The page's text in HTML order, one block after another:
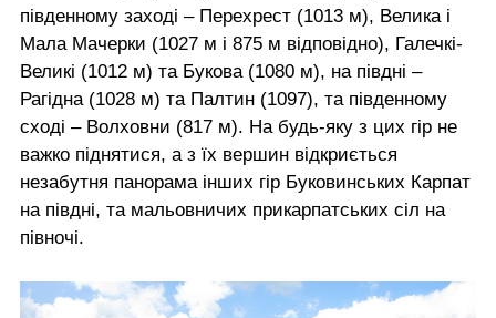
південному заході – Перехрест (1013 м), Велика і
Мала Мачерки (1027 м і 875 м відповідно), Галечкі-
Великі (1012 м) та Букова (1080 м), на півдні –
Рагідна (1028 м) та Палтин (1097), та південному
сході – Волховни (817 м). На будь-яку з цих гір не
важко піднятися, а з їх вершин відкриється
незабутня панорама інших гір Буковинських Карпат
на півдні, та мальовничих прикарпатських сіл на
півночі.